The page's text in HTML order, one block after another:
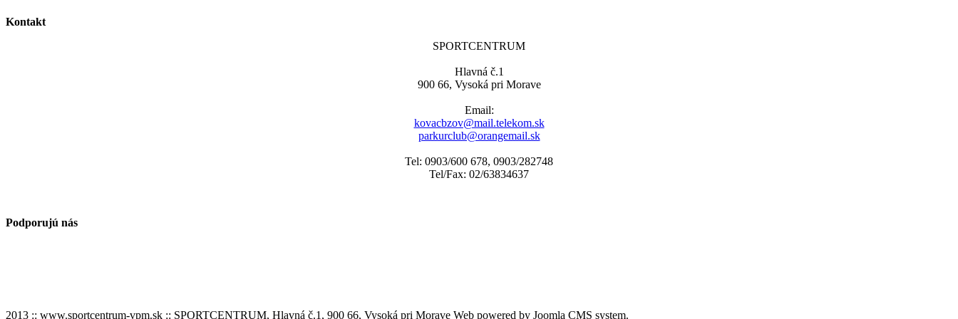
Kontakt
SPORTCENTRUM
Hlavná č.1
900 66, Vysoká pri Morave
Email:
kovacbzov@mail.telekom.sk
parkurclub@orangemail.sk
Tel: 0903/600 678, 0903/282748
Tel/Fax: 02/63834637
Podporujú nás
2013 :: www.sportcentrum-vpm.sk :: SPORTCENTRUM, Hlavná č.1, 900 66, Vysoká pri Morave Web powered by Joomla CMS system.